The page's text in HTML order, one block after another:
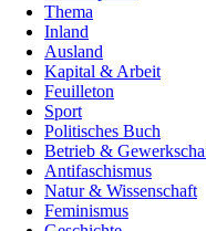
Thema
Inland
Ausland
Kapital & Arbeit
Feuilleton
Sport
Politisches Buch
Betrieb &
Antifaschismus
Natur & Wissenschaft
Feminismus